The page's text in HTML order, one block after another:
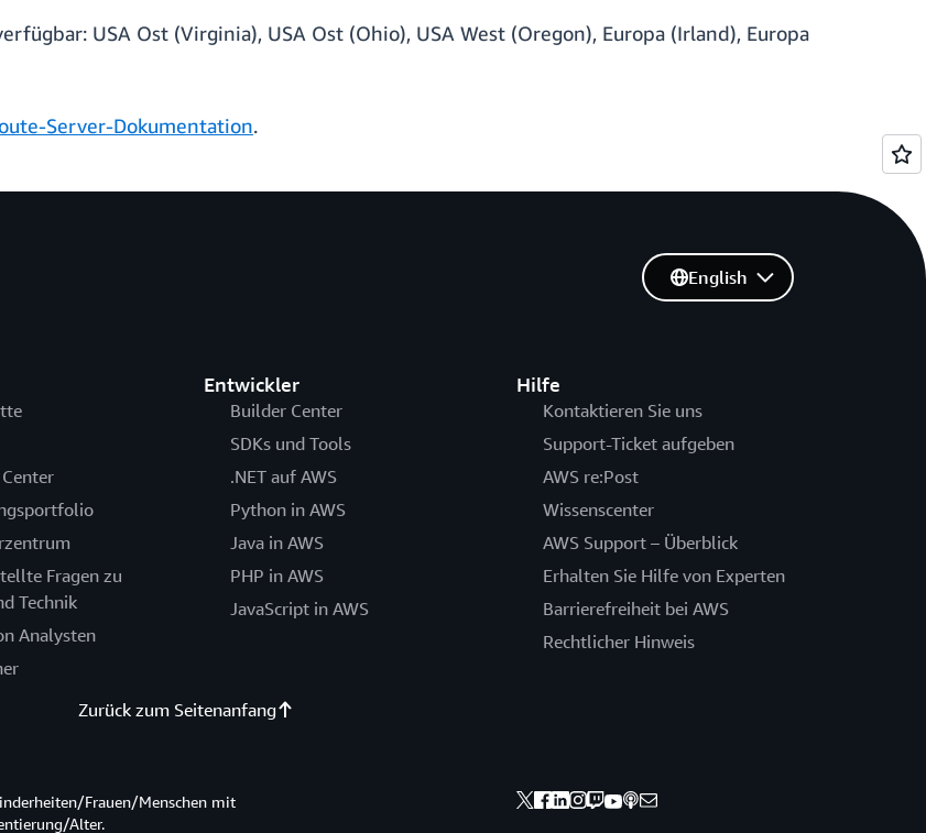
USA Ost (Virginia), USA Ost (Ohio), USA West (Oregon), Europa (Irland), Europa
Server-Dokumentation.
Fragen zu
Technik
Analysten
Entwickler
Builder Center
SDKs und Tools
.NET auf AWS
Python in AWS
Java in AWS
PHP in AWS
JavaScript in AWS
Hilfe
Kontaktieren Sie uns
Support-Ticket aufgeben
AWS re:Post
Wissenscenter
AWS Support – Überblick
Erhalten Sie Hilfe von Experten
Barrierefreiheit bei AWS
Rechtlicher Hinweis
English
Zurück zum Seitenanfang
Frauen/Menschen mit
Alter.